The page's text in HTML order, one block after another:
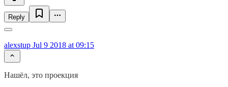
Reply
alexstup Jul 9 2018 at 09:15
Нашёл, это проекция